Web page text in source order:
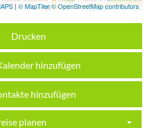
| © MapTiler © OpenStreetMap contributors
Drucken
hinzufügen
hinzufügen
planen